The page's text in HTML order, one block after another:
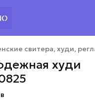
свитера, худи,
худи